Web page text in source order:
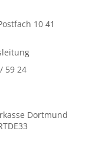
10 41
59 24
Dortmund